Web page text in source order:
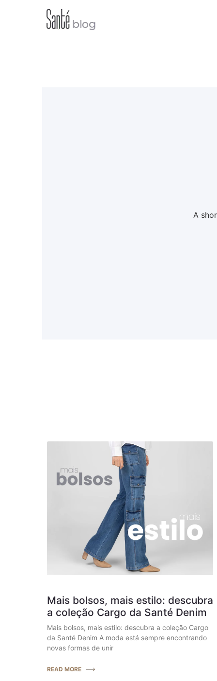
A
Mais bolsos, mais estilo: descubra
a coleção Cargo da Santé Denim
Mais bolsos, mais estilo: descubra a coleção Cargo
da Santé Denim A moda está sempre encontrando
novas formas de unir
READ MORE